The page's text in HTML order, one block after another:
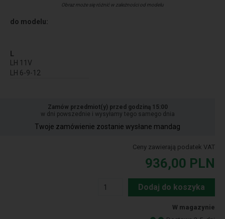
Obraz może się różnić w zależności od modelu
do modelu:
L
LH 11V
LH 6-9-12
Zamów przedmiot(y) przed godziną 15:00
w dni powszednie i wysyłamy tego samego dnia
Twoje zamówienie zostanie wysłane mandag
Ceny zawierają podatek VAT
936,00 PLN
Dodaj do koszyka
W magazynie